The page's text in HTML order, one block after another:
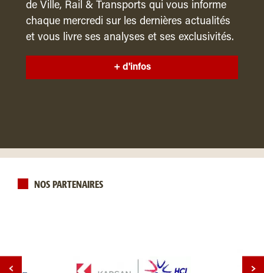
de Ville, Rail & Transports qui vous informe
chaque mercredi sur les dernières actualités
et vous livre ses analyses et ses exclusivités.
+ d'infos
NOS PARTENAIRES